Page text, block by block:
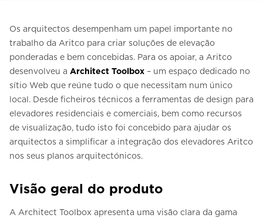
FAQ
Os arquitectos desempenham um papel importante no
trabalho da Aritco para criar soluções de elevação
ponderadas e bem concebidas. Para os apoiar, a Aritco
desenvolveu a Architect Toolbox – um espaço dedicado no
sítio Web que reúne tudo o que necessitam num único
local. Desde ficheiros técnicos a ferramentas de design para
elevadores residenciais e comerciais, bem como recursos
de visualização, tudo isto foi concebido para ajudar os
arquitectos a simplificar a integração dos elevadores Aritco
nos seus planos arquitectónicos.
Visão geral do produto
A Architect Toolbox apresenta uma visão clara da gama